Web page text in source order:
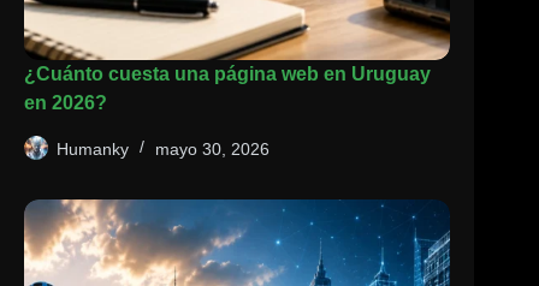
¿Cuánto cuesta una página web en Uruguay
en 2026?
Humanky mayo 30, 2026